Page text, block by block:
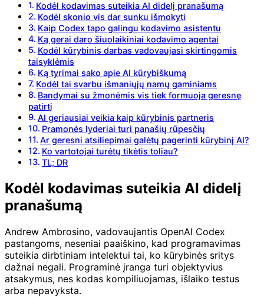
Kodėl kodavimas suteikia AI didelį pranašumą
Kodėl skonio vis dar sunku išmokyti
Kaip Codex tapo galingu kodavimo asistentu
Ką gerai daro šiuolaikiniai kodavimo agentai
Kodėl kūrybinis darbas vadovaujasi skirtingomis
taisyklėmis
Ką tyrimai sako apie AI kūrybiškumą
Kodėl tai svarbu išmaniųjų namų gaminiams
Bandymai su žmonėmis vis tiek formuoja geresnę
patirtį
AI geriausiai veikia kaip kūrybinis partneris
Pramonės lyderiai turi panašių rūpesčių
Ar geresni atsiliepimai galėtų pagerinti kūrybinį AI?
Ko vartotojai turėtų tikėtis toliau?
TL; DR
Kodėl kodavimas suteikia AI didelį
pranašumą
Andrew Ambrosino, vadovaujantis OpenAI Codex
pastangoms, neseniai paaiškino, kad programavimas
suteikia dirbtiniam intelektui tai, ko kūrybinės sritys
dažnai negali. Programinė įranga turi objektyvius
atsakymus, nes kodas kompiliuojamas, išlaiko testus
arba nepavyksta.